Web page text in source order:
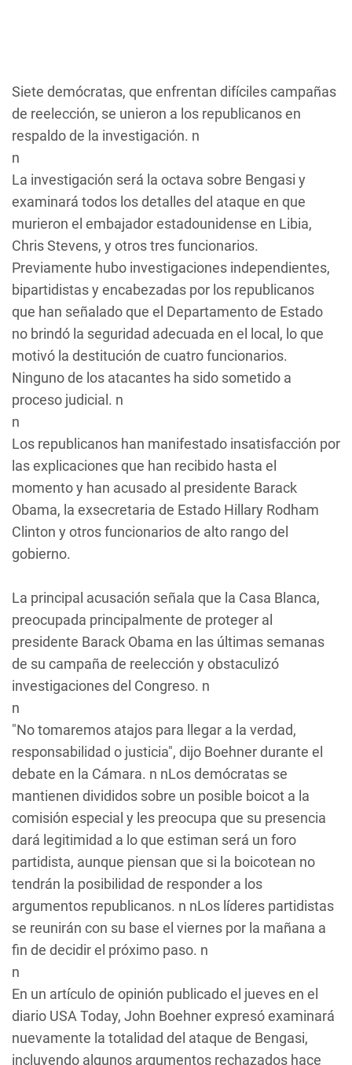
Siete demócratas, que enfrentan difíciles campañas
de reelección, se unieron a los republicanos en
respaldo de la investigación. n
n
La investigación será la octava sobre Bengasi y
examinará todos los detalles del ataque en que
murieron el embajador estadounidense en Libia,
Chris Stevens, y otros tres funcionarios.
Previamente hubo investigaciones independientes,
bipartidistas y encabezadas por los republicanos
que han señalado que el Departamento de Estado
no brindó la seguridad adecuada en el local, lo que
motivó la destitución de cuatro funcionarios.
Ninguno de los atacantes ha sido sometido a
proceso judicial. n
n
Los republicanos han manifestado insatisfacción por
las explicaciones que han recibido hasta el
momento y han acusado al presidente Barack
Obama, la exsecretaria de Estado Hillary Rodham
Clinton y otros funcionarios de alto rango del
gobierno.
La principal acusación señala que la Casa Blanca,
preocupada principalmente de proteger al
presidente Barack Obama en las últimas semanas
de su campaña de reelección y obstaculizó
investigaciones del Congreso. n
n
"No tomaremos atajos para llegar a la verdad,
responsabilidad o justicia", dijo Boehner durante el
debate en la Cámara. n nLos demócratas se
mantienen divididos sobre un posible boicot a la
comisión especial y les preocupa que su presencia
dará legitimidad a lo que estiman será un foro
partidista, aunque piensan que si la boicotean no
tendrán la posibilidad de responder a los
argumentos republicanos. n nLos líderes partidistas
se reunirán con su base el viernes por la mañana a
fin de decidir el próximo paso. n
n
En un artículo de opinión publicado el jueves en el
diario USA Today, John Boehner expresó examinará
nuevamente la totalidad del ataque de Bengasi,
incluyendo algunos argumentos rechazados hace